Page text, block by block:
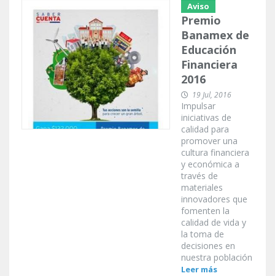
Aviso
Premio
Banamex de
Educación
Financiera
2016
19 Jul, 2016
Impulsar
iniciativas de
calidad para
promover una
cultura financiera
y económica a
través de
materiales
innovadores que
fomenten la
calidad de vida y
la toma de
decisiones en
nuestra población
Leer más